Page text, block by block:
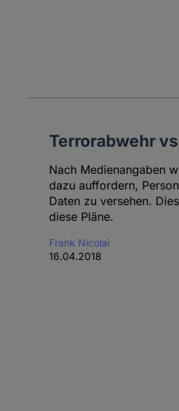
Terrorabwehr
Nach Medienangaben
dazu auffordern,
Daten zu versehen.
diese Pläne.
Frank Nicolai
16.04.2018